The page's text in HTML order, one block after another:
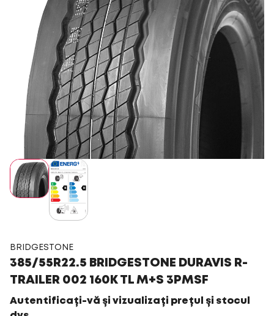
BRIDGESTONE
385/55R22.5 BRIDGESTONE DURAVIS R-
TRAILER 002 160K TL M+S 3PMSF
Autentificați-vă și vizualizați prețul și stocul